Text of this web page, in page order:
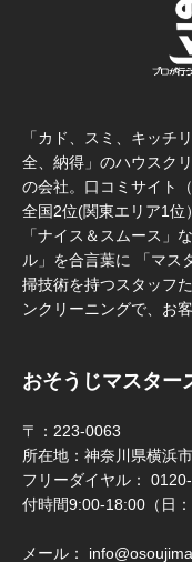
「カド、スミ、キッ
全、納得」のハウスク
の会社。口コミサイト
全国2位(関東エリア1位
「ナイス＆スムース」
ル」を合言葉に 「マス
掃技術を持つスタッフ
ンクリーニングで、お
おそうじマスター
〒：223-0063
所在地：神奈川県横浜
フリーダイヤル：
付時間9:00-18:00（日：
メール：